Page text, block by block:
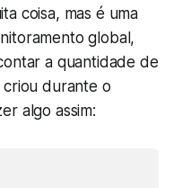
coisa, mas é uma
global,
a quantidade de
criou durante o
algo assim: